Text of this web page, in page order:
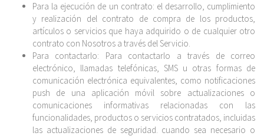
Para la ejecución de un contrato: el desarrollo, cumplimiento
y realización del contrato de compra de los productos,
artículos o servicios que haya adquirido o de cualquier otro
contrato con Nosotros a través del Servicio.
Para contactarlo: Para contactarlo a través de correo
electrónico, llamadas telefónicas, SMS u otras formas de
comunicación electrónica equivalentes, como notificaciones
push de una aplicación móvil sobre actualizaciones o
comunicaciones informativas relacionadas con las
funcionalidades, productos o servicios contratados, incluidas
las actualizaciones de seguridad. cuando sea necesario o